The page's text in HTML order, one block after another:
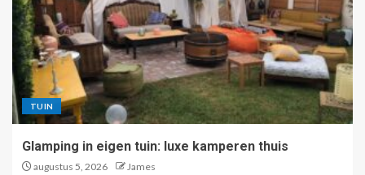
TUIN
Glamping in eigen tuin: luxe kamperen thuis
augustus 5, 2026 James